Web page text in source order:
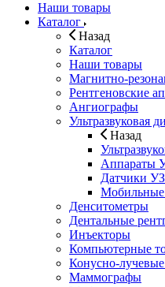
Наши товары
Каталог
Назад
Каталог
Наши товары
Магнитно-
Рентгеновские
Ангиографы
Ультразвуковая
Назад
Аппараты
Датчики
Мобильные
Денситометры
Дентальные
Инъекторы
Компьютерные
Конусно-
Маммографы